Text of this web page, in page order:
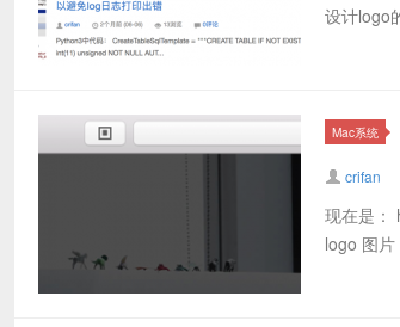
设计logo
Mac系统
crifan
现在是：
logo 图